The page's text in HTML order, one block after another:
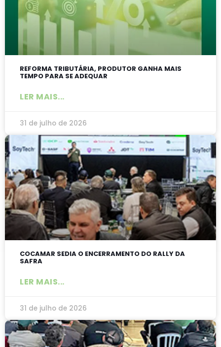
REFORMA TRIBUTÁRIA, PRODUTOR GANHA MAIS
TEMPO PARA SE ADEQUAR
LER MAIS...
31 de julho de 2026
COCAMAR SEDIA O ENCERRAMENTO DO RALLY DA
SAFRA
LER MAIS...
31 de julho de 2026